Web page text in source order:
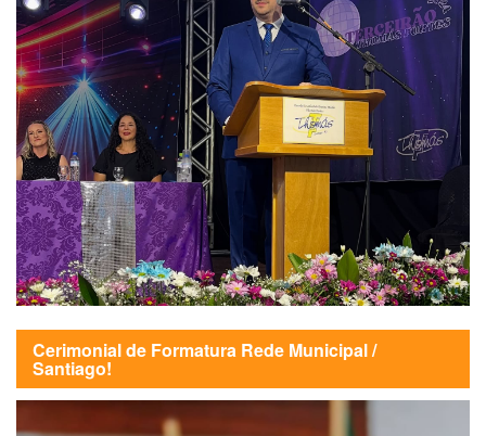
Cerimonial de Formatura Rede Municipal /
Santiago!